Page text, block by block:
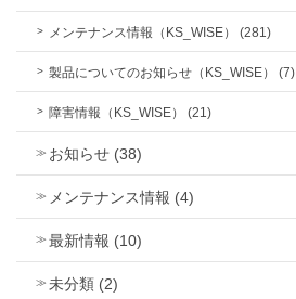
メンテナンス情報（KS_WISE） (281)
製品についてのお知らせ（KS_WISE） (7)
障害情報（KS_WISE） (21)
お知らせ (38)
メンテナンス情報 (4)
最新情報 (10)
未分類 (2)